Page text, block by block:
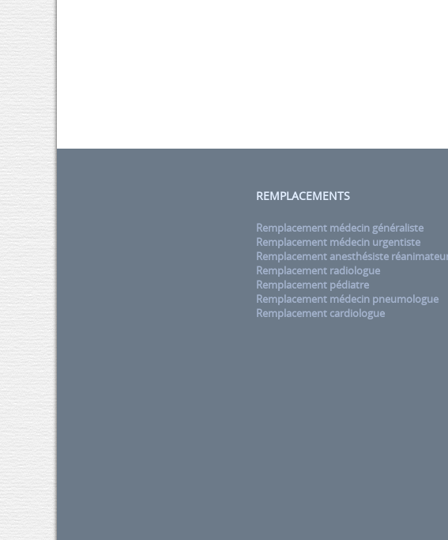
REMPLACEMENTS
Remplacement médecin généraliste
Remplacement médecin urgentiste
Remplacement anesthésiste
Remplacement radiologue
Remplacement pédiatre
Remplacement médecin pneumologue
Remplacement cardiologue